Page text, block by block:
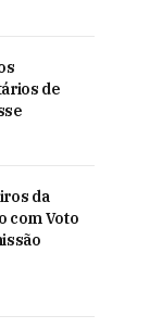
de
da
com Voto